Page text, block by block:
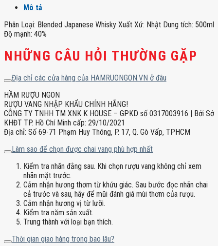
Mô tả
Phân Loại: Blended Japanese Whisky Xuất Xứ: Nhật Dung tích: 500ml
Độ mạnh: 40%
NHỮNG CÂU HỎI THƯỜNG GẶP
Địa chỉ các cửa hàng của HAMRUONGON.VN ở đâu
HẦM RƯỢU NGON
RƯỢU VANG NHẬP KHẨU CHÍNH HÃNG!
CÔNG TY TNHH TM XNK K HOUSE – GPKD số 0317003916 | Bởi Sở
KHĐT TP. Hồ Chí Minh cấp: 29/10/2021
Địa chỉ: Số 69-71 Phạm Huy Thông, P. 17, Q. Gò Vấp, TPHCM
Làm sao để chọn được chai vang phù hợp nhất
Kiểm tra nhãn đằng sau. Khi chọn rượu vang không chỉ xem
nhãn mặt trước.
Cảm nhận hương thơm từ khứu giác. Sau bước đọc nhãn chai
cả trước và sau, hãy để mũi đánh giá mùi thơm của rượu.
Cảm nhận hương vị từ lưỡi.
Kiểm tra năm sản xuất.
Trung thành với loại bạn thích.
Thời gian giao hàng trong bao lâu?